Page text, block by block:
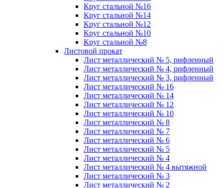
Круг стальной №16
Круг стальной №14
Круг стальной №12
Круг стальной №10
Круг стальной №8
Листовой прокат
Лист металлический № 5, рифленный
Лист металлический № 4, рифленный
Лист металлический № 3, рифленный
Лист металлический № 16
Лист металлический № 14
Лист металлический № 12
Лист металлический № 10
Лист металлический № 8
Лист металлический № 7
Лист металлический № 6
Лист металлический № 5
Лист металлический № 4
Лист металлический № 4 вытяжной
Лист металлический № 3
Лист металлический № 2